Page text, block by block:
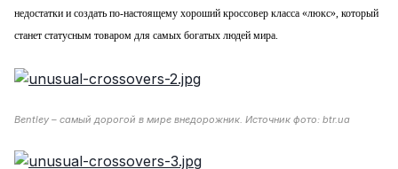
недостатки и создать по-настоящему хороший кроссовер класса «люкс», который
станет статусным товаром для самых богатых людей мира.
Bentley – самый дорогой в мире внедорожник. Источник фото: btr.ua